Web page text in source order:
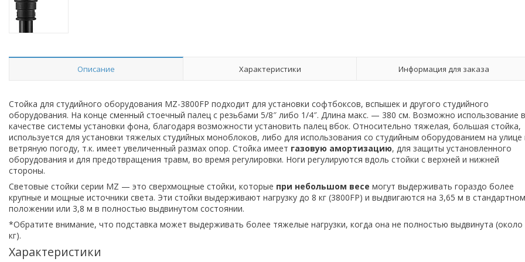
Описание Характеристики Информация для заказа
Стойка для студийного оборудования MZ-3800FP подходит для установки софтбоксов, вспышек и другого студийного
оборудования. На конце сменный стоечный палец с резьбами 5/8″ либо 1/4″. Длина макс. — 380 см. Возможно использование в
качестве системы установки фона, благодаря возможности уcтановить палец вбок. Относительно тяжелая, большая стойка,
используется для установки тяжелых студийных моноблоков, либо для использования со студийным оборудованием на улице
ветряную погоду, т.к. имеет увеличенный размах опор. Стойка имеет газовую амортизацию, для защиты установленного
оборудования и для предотвращения травм, во время регулировки. Ноги регулируются вдоль стойки с верхней и нижней
стороны.
Световые стойки серии MZ — это сверхмощные стойки, которые при небольшом весе могут выдерживать гораздо более
крупные и мощные источники света. Эти стойки выдерживают нагрузку до 8 кг (3800FP) и выдвигаются на 3,65 м в стандартном
положении или 3,8 м в полностью выдвинутом состоянии.
*Обратите внимание, что подставка может выдерживать более тяжелые нагрузки, когда она не полностью выдвинута (около
кг).
Характеристики